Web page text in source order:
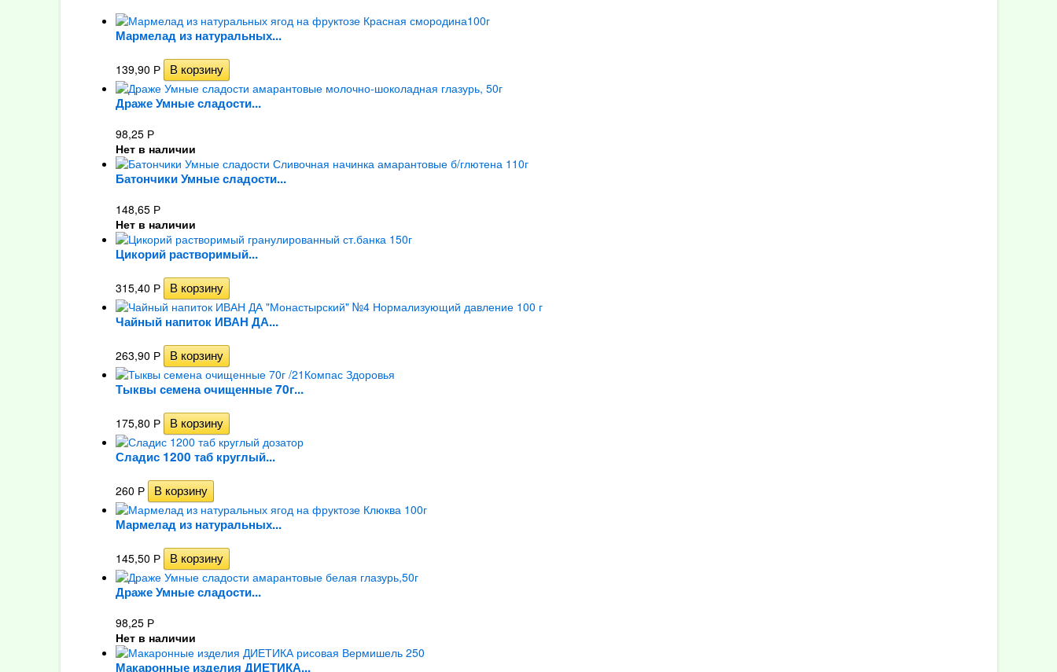
Мармелад из натуральных...
139,90 Р
Драже Умные сладости...
98,25 Р
Нет в наличии
Батончики Умные сладости...
148,65 Р
Нет в наличии
Цикорий растворимый...
315,40 Р
Чайный напиток ИВАН ДА...
263,90 Р
Тыквы семена очищенные 70г...
175,80 Р
Сладис 1200 таб круглый...
260 Р
Мармелад из натуральных...
145,50 Р
Драже Умные сладости...
98,25 Р
Нет в наличии
Макаронные изделия ДИЕТИКА...